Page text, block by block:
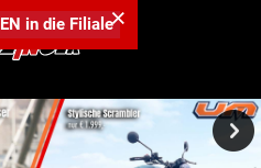
×
in die Filiale